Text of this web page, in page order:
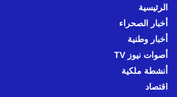
الرئيسية
أخبار الصحراء
أخبار وطنية
أصوات نيوز TV
أنشطة ملكية
اقتصاد